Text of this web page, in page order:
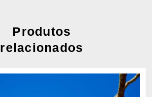
Produtos
relacionados